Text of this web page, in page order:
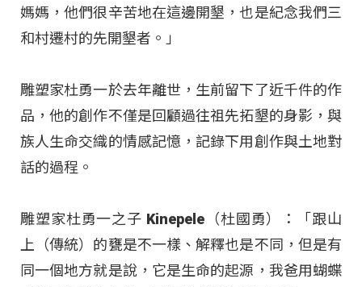
媽媽，他們很辛苦地在這邊開墾，也是紀念我們三
和村遷村的先開墾者。」
雕塑家杜勇一於去年離世，生前留下了近千件的作
品，他的創作不僅是回顧過往祖先拓墾的身影，與
族人生命交織的情感記憶，記錄下用創作與土地對
話的過程。
雕塑家杜勇一之子 Kinepele（杜國勇）：「跟山
上（傳統）的甕是不一樣、解釋也是不同，但是有
同一個地方就是說，它是生命的起源，我爸用蝴蝶